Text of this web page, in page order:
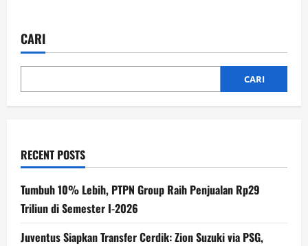
Berkat
AI,
Masih
Sinyal
CARI
CARI
RECENT POSTS
Tumbuh 10% Lebih, PTPN Group Raih Penjualan Rp29
Triliun di Semester I-2026
Juventus Siapkan Transfer Cerdik: Zion Suzuki via PSG,